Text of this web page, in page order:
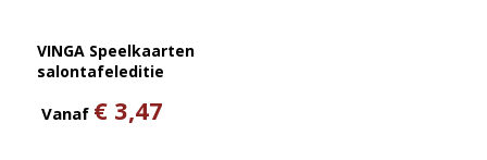
VINGA Speelkaarten
salontafeleditie
Vanaf € 3,47